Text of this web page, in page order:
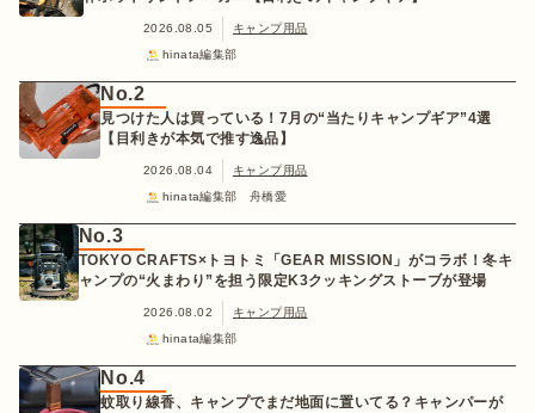
2026.08.05
キャンプ用品
hinata編集部
No.2
見つけた人は買っている！7月の“当たりキャンプギア”4選
【目利きが本気で推す逸品】
2026.08.04
キャンプ用品
hinata編集部 舟橋愛
No.3
TOKYO CRAFTS×トヨトミ「GEAR MISSION」がコラボ！冬キ
ャンプの“火まわり”を担う限定K3クッキングストーブが登場
2026.08.02
キャンプ用品
hinata編集部
No.4
蚊取り線香、キャンプでまだ地面に置いてる？キャンパーが